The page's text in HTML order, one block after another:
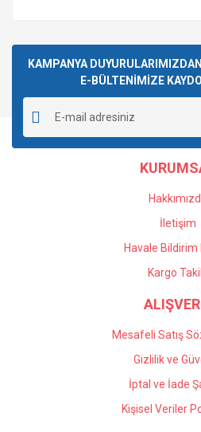
KAMPANYA
E-BÜLTENİMİZE
İletişim
Havale Bildirim
Kargo
Mesafeli Satış
Gizlilik ve
İptal ve İade
Kişisel Veriler